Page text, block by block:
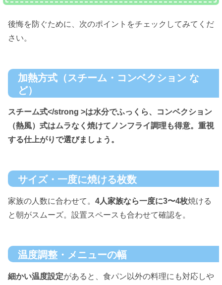
後悔を防ぐために、次のポイントをチェックしてみてくだ
さい。
加熱方式（スチーム・コンベクション な
ど）
スチーム式</strong >は水分でふっくら、
コンベクション
（熱風）式はムラなく焼けてノンフライ調理も得意。重視
する仕上がりで選びましょう。
サイズ・一度に焼ける枚数
家族の人数に合わせて。 4人家族なら一度に3〜4枚焼ける
と朝がスムーズ。設置スペースも合わせて確認を。
温度調整・メニューの幅
細かい温度設定があると、食パン以外の料理にも対応しや